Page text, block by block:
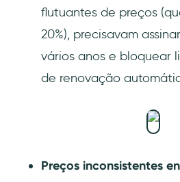
flutuantes de preços
20%), precisavam
vários anos e bloquear
de renovação
Preços inconsistentes